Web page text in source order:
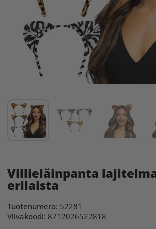
Villieläinpanta
erilaista
Tuotenumero: 52281
Viivakoodi: 8712026522818